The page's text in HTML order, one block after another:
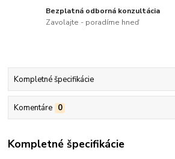
Bezplatná odborná konzultácia
Zavolajte - poradíme hneď
Kompletné špecifikácie
Komentáre 0
Kompletné špecifikácie